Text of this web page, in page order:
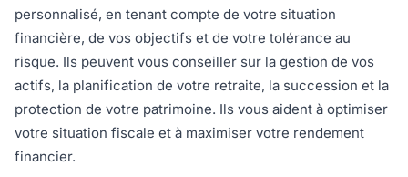
personnalisé, en tenant compte de votre situation
financière, de vos objectifs et de votre tolérance au
risque. Ils peuvent vous conseiller sur la gestion de vos
actifs, la planification de votre retraite, la succession et la
protection de votre patrimoine. Ils vous aident à optimiser
votre situation fiscale et à maximiser votre rendement
financier.